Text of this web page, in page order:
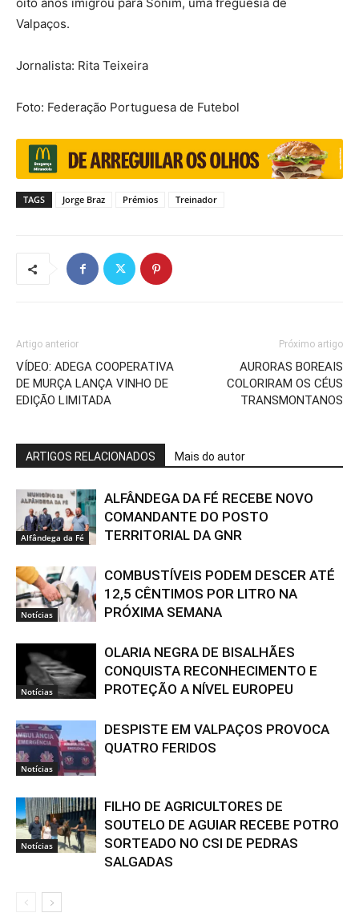
Valpaços.
Jornalista: Rita Teixeira
Foto: Federação Portuguesa de Futebol
TAGS Jorge Braz Prémios Treinador
Artigo anterior
VÍDEO: ADEGA COOPERATIVA
DE MURÇA LANÇA VINHO DE
EDIÇÃO LIMITADA
Próximo artigo
AURORAS BOREAIS
COLORIRAM OS CÉUS
TRANSMONTANOS
ARTIGOS RELACIONADOS Mais do autor
Alfândega da Fé
ALFÂNDEGA DA FÉ RECEBE NOVO
COMANDANTE DO POSTO
TERRITORIAL DA GNR
Notícias
COMBUSTÍVEIS PODEM DESCER ATÉ
12,5 CÊNTIMOS POR LITRO NA
PRÓXIMA SEMANA
Notícias
OLARIA NEGRA DE BISALHÃES
CONQUISTA RECONHECIMENTO E
PROTEÇÃO A NÍVEL EUROPEU
Notícias
DESPISTE EM VALPAÇOS PROVOCA
QUATRO FERIDOS
Notícias
FILHO DE AGRICULTORES DE
SOUTELO DE AGUIAR RECEBE POTRO
SORTEADO NO CSI DE PEDRAS
SALGADAS